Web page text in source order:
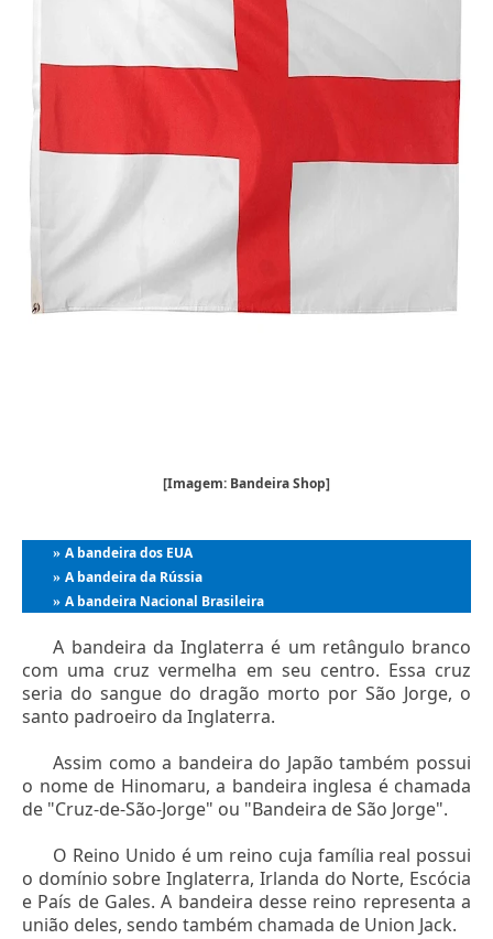
[Imagem: Bandeira Shop]
» A bandeira dos EUA
» A bandeira da Rússia
» A bandeira Nacional Brasileira
A bandeira da Inglaterra é um retângulo branco
com uma cruz vermelha em seu centro. Essa cruz
seria do sangue do dragão morto por São Jorge, o
santo padroeiro da Inglaterra.
Assim como a bandeira do Japão também possui
o nome de Hinomaru, a bandeira inglesa é chamada
de "Cruz-de-São-Jorge" ou "Bandeira de São Jorge".
O Reino Unido é um reino cuja família real possui
o domínio sobre Inglaterra, Irlanda do Norte, Escócia
e País de Gales. A bandeira desse reino representa a
união deles, sendo também chamada de Union Jack.